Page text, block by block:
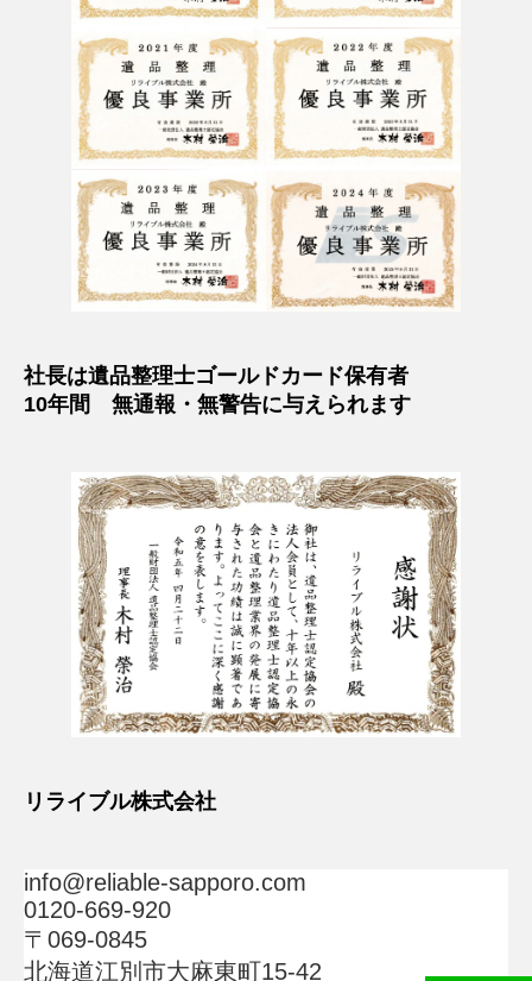
社長は遺品整理士ゴールドカード保有者
10年間 無通報・無警告に与えられます
リライブル株式会社
info@reliable-sapporo.com
0120-669-920
〒069-0845
北海道江別市大麻東町15-42